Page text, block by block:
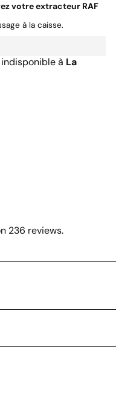
votre extracteur RAF
à la caisse.
à La
236 reviews.